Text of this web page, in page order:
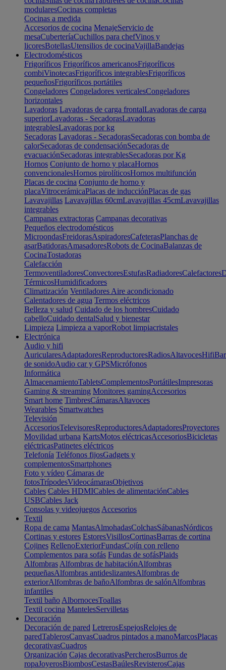
modularesCocinas completas
Cocinas a medida
Accesorios de cocina MenajeServicio de
mesaCuberteríaCuchillos para chefVinos y
licoresBotellasUtensilios de cocinaVajillaBandejas
Electrodomésticos
Frigoríficos Frigoríficos americanosFrigoríficos
combiVinotecasFrigoríficos integrablesFrigoríficos
pequeñosFrigoríficos portátiles
Congeladores Congeladores verticalesCongeladores
horizontales
Lavadoras Lavadoras de carga frontalLavadoras de carga
superiorLavadoras - SecadorasLavadoras
integrablesLavadoras por kg
Secadoras Lavadoras - SecadorasSecadoras con bomba de
calorSecadoras de condensaciónSecadoras de
evacuaciónSecadoras integrablesSecadoras por Kg
Hornos Conjunto de horno y placaHornos
convencionalesHornos pirolíticosHornos multifunción
Placas de cocina Conjunto de horno y
placaVitrocerámicaPlacas de inducciónPlacas de gas
Lavavajillas Lavavajillas 60cmLavavajillas 45cmLavavajillas
integrables
Campanas extractoras Campanas decorativas
Pequeños electrodomésticos
MicroondasFreidorasAspiradoresCafeterasPlanchas de
asarBatidorasAmasadoresRobots de CocinaBalanzas de
CocinaTostadoras
Calefacción
TermoventiladoresConvectoresEstufasRadiadoresCalefactores
TérmicosHumidificadores
Climatización Ventiladores Aire acondicionado
Calentadores de agua Termos eléctricos
Belleza y salud Cuidado de los hombresCuidado
cabelloCuidado dentalSalud y bienestar
Limpieza Limpieza a vaporRobot limpiacristales
Electrónica
Audio y hifi
AuricularesAdaptadoresReproductoresRadiosAltavocesHifi
de sonidoAudio car y GPSMicrófonos
Informática
AlmacenamientoTabletsComplementosPortátilesImpresoras
Gaming & streaming Monitores gamingAccesorios
Smart home TimbresCámarasAltavoces
Wearables Smartwatches
Televisión
AccesoriosTelevisoresReproductoresAdaptadoresProyectores
Movilidad urbana KartsMotos eléctricasAccesoriosBicicletas
eléctricasPatinetes eléctricos
Telefonía Teléfonos fijosGadgets y
complementosSmartphones
Foto y vídeo Cámaras de
fotosTrípodesVideocámarasObjetivos
Cables Cables HDMICables de alimentaciónCables
USBCables Jack
Consolas y videojuegos Accesorios
Textil
Ropa de cama MantasAlmohadasColchasSábanasNórdicos
Cortinas y estores EstoresVisillosCortinasBarras de cortina
Cojines RellenoExteriorFundasCojín con relleno
Complementos para sofás Fundas de sofásPlaids
Alfombras Alfombras de habitaciónAlfombras
pequeñasAlfombras antideslizantesAlfombras de
exteriorAlfombras de bañoAlfombras de salónAlfombras
infantiles
Textil baño AlbornocesToallas
Textil cocina MantelesServilletas
Decoración
Decoración de pared LetrerosEspejosRelojes de
paredTablerosCanvasCuadros pintados a manoMarcosPlacas
decorativasCuadros
Organización Cajas decorativasPercherosBurros de
ropaJoyerosBiombosCestasBaúlesRevisterosCajas